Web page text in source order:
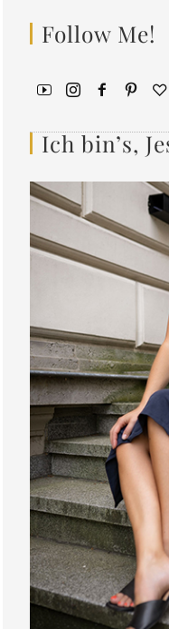
Follow Me!
Ich bin’s,